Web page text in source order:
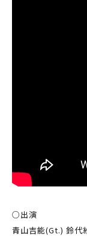
○出演
青山吉能(Gt.) 鈴代